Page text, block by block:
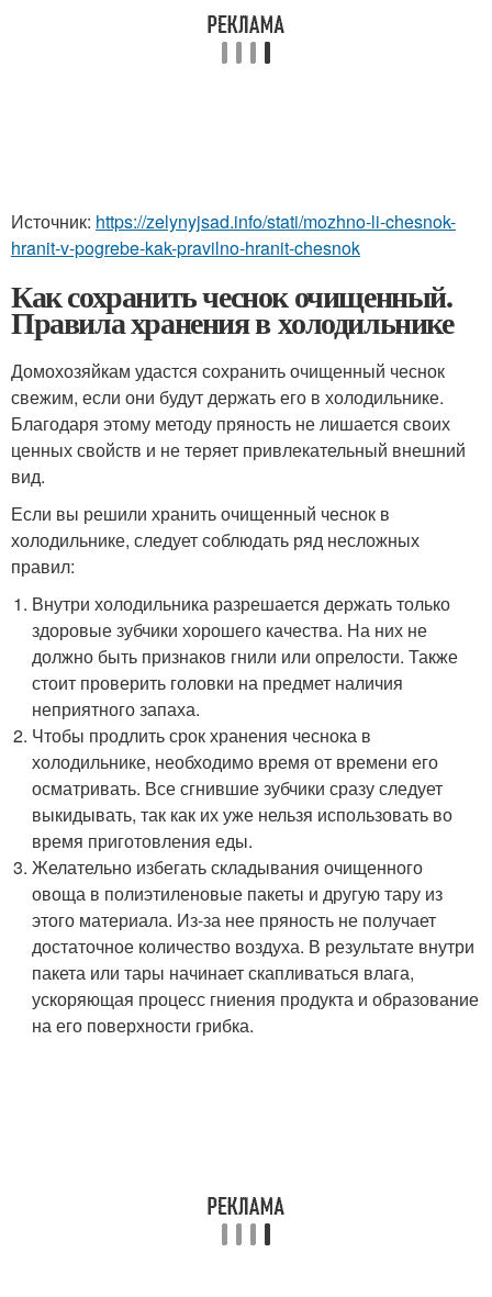
Источник: https://zelynyjsad.info/stati/mozhno-li-chesnok-
hranit-v-pogrebe-kak-pravilno-hranit-chesnok
Как сохранить чеснок очищенный.
Правила хранения в холодильнике
Домохозяйкам удастся сохранить очищенный чеснок
свежим, если они будут держать его в холодильнике.
Благодаря этому методу пряность не лишается своих
ценных свойств и не теряет привлекательный внешний
вид.
Если вы решили хранить очищенный чеснок в
холодильнике, следует соблюдать ряд несложных
правил:
Внутри холодильника разрешается держать только
здоровые зубчики хорошего качества. На них не
должно быть признаков гнили или опрелости. Также
стоит проверить головки на предмет наличия
неприятного запаха.
Чтобы продлить срок хранения чеснока в
холодильнике, необходимо время от времени его
осматривать. Все сгнившие зубчики сразу следует
выкидывать, так как их уже нельзя использовать во
время приготовления еды.
Желательно избегать складывания очищенного
овоща в полиэтиленовые пакеты и другую тару из
этого материала. Из-за нее пряность не получает
достаточное количество воздуха. В результате внутри
пакета или тары начинает скапливаться влага,
ускоряющая процесс гниения продукта и образование
на его поверхности грибка.